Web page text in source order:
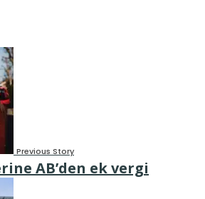
Previous Story
AB’den ek vergi